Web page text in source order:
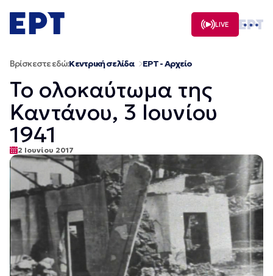
σε
περιεχόμενο
LIVE
Βρίσκεστε εδώ:Κεντρική σελίδα ΕΡΤ - Αρχείο
Το ολοκαύτωμα της
Καντάνου, 3 Ιουνίου
1941
2 Ιουνίου 2017